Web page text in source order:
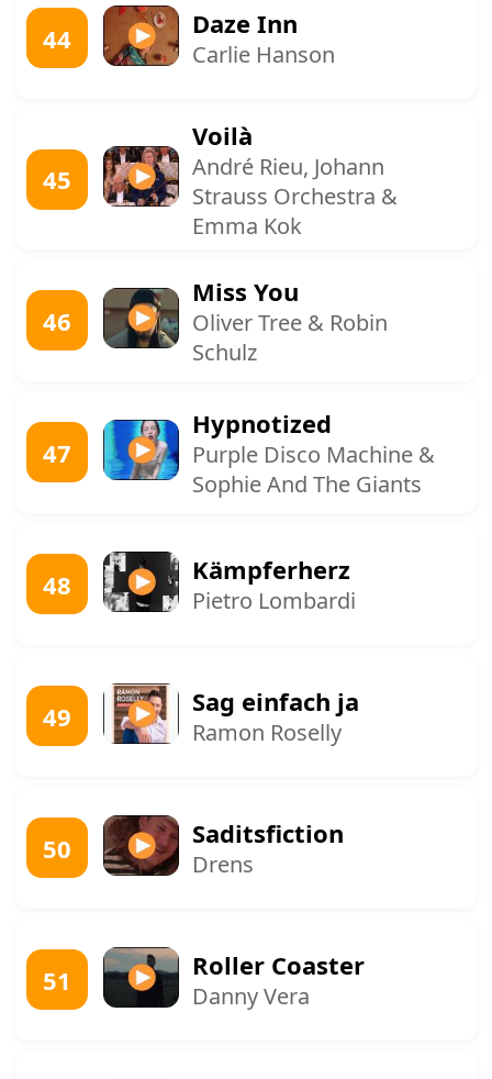
44 Daze Inn
Carlie Hanson
45
Voilà
André Rieu, Johann
Strauss Orchestra &
Emma Kok
46
Miss You
Oliver Tree & Robin
Schulz
47
Hypnotized
Purple Disco Machine &
Sophie And The Giants
48 Kämpferherz
Pietro Lombardi
49 Sag einfach ja
Ramon Roselly
50 Saditsfiction
Drens
51 Roller Coaster
Danny Vera